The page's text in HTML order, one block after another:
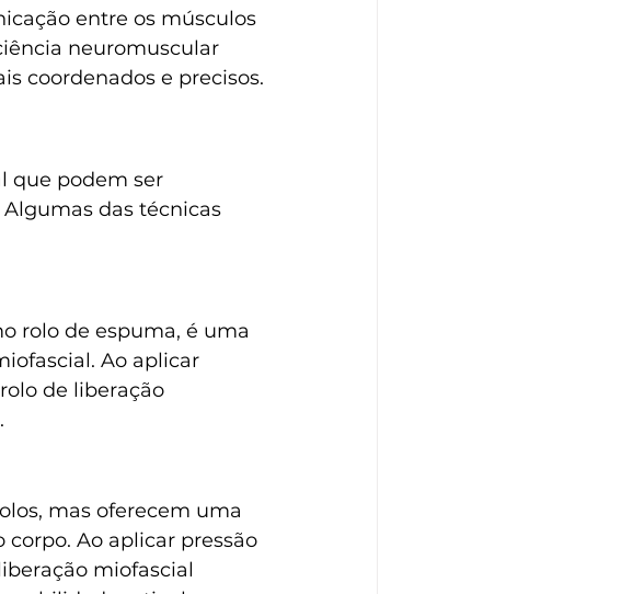
entre os músculos
neuromuscular
coordenados e precisos.
que podem ser
das técnicas
rolo de espuma, é uma
Ao aplicar
de liberação
mas oferecem uma
Ao aplicar pressão
miofascial